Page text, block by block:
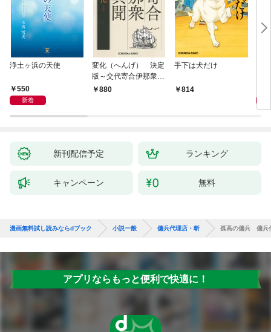
浄土ヶ浜の天使
550
新着
変化（へんげ） 決定
版～交代寄合伊那衆異
聞（1）～
880
手下は犬だけ
814
新刊配信予定 ランキング
キャンペーン 無料
漫画無料試し読みならdブック 小説一般 傭兵代理店・斬 孤高の傭兵 傭兵
アプリならもっと便利で快適に！